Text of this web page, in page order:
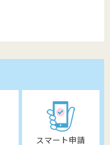
スマート申請